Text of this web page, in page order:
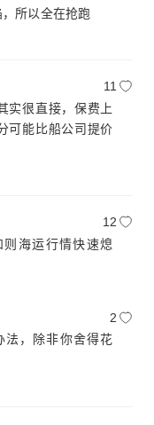
所以全在抢跑
11
实很直接，保费上
可能比船公司提价
12
海运行情快速熄
2
法，除非你舍得花